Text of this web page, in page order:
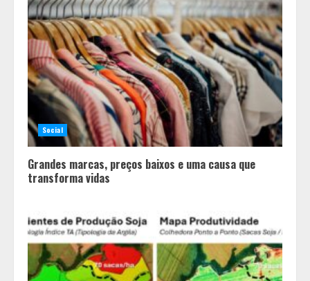
Social
Grandes marcas, preços baixos e uma causa que
transforma vidas